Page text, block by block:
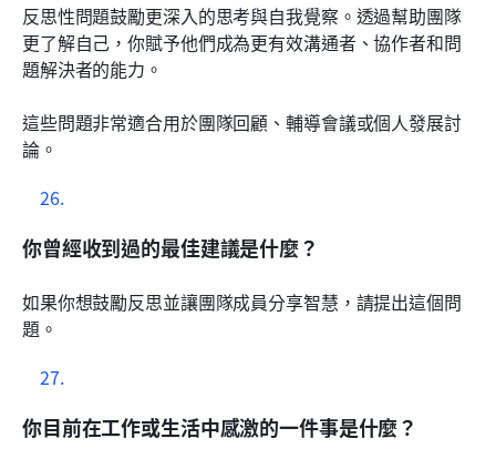
反思性問題鼓勵更深入的思考與自我覺察。透過幫助團隊
更了解自己，你賦予他們成為更有效溝通者、協作者和問
題解決者的能力。
這些問題非常適合用於團隊回顧、輔導會議或個人發展討
論。
你曾經收到過的最佳建議是什麼？
如果你想鼓勵反思並讓團隊成員分享智慧，請提出這個問
題。
你目前在工作或生活中感激的一件事是什麼？